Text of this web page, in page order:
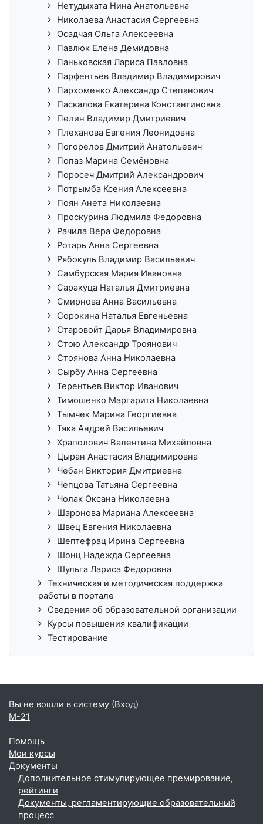
Нетудыхата Нина Анатольевна
Николаева Анастасия Сергеевна
Осадчая Ольга Алексеевна
Павлюк Елена Демидовна
Паньковская Лариса Павловна
Парфентьев Владимир Владимирович
Пархоменко Александр Степанович
Паскалова Екатерина Константиновна
Пелин Владимир Дмитриевич
Плеханова Евгения Леонидовна
Погорелов Дмитрий Анатольевич
Попаз Марина Семёновна
Поросеч Дмитрий Александрович
Потрымба Ксения Алексеевна
Поян Анета Николаевна
Проскурина Людмила Федоровна
Рачила Вера Федоровна
Ротарь Анна Сергеевна
Рябокуль Владимир Васильевич
Самбурская Мария Ивановна
Саракуца Наталья Дмитриевна
Смирнова Анна Васильевна
Сорокина Наталья Евгеньевна
Старовойт Дарья Владимировна
Стою Александр Троянович
Стоянова Анна Николаевна
Сырбу Анна Сергеевна
Терентьев Виктор Иванович
Тимошенко Маргарита Николаевна
Тымчек Марина Георгиевна
Тяка Андрей Васильевич
Храполович Валентина Михайловна
Цыран Анастасия Владимировна
Чебан Виктория Дмитриевна
Чепцова Татьяна Сергеевна
Чолак Оксана Николаевна
Шаронова Мариана Алексеевна
Швец Евгения Николаевна
Шептефрац Ирина Сергеевна
Шонц Надежда Сергеевна
Шульга Лариса Федоровна
Техническая и методическая поддержка
работы в портале
Сведения об образовательной организации
Курсы повышения квалификации
Тестирование
Вы не вошли в систему (Вход)
М-21
Помощь
Мои курсы
Документы
Дополнительное стимулирующее премирование,
рейтинги
Документы, регламентирующие образовательный
процесс